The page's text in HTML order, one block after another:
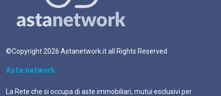
©Copyright 2026 Astanetwork.it all Rights Reserved
Asta network
La Rete che si occupa di aste immobiliari, mutui esclusivi per